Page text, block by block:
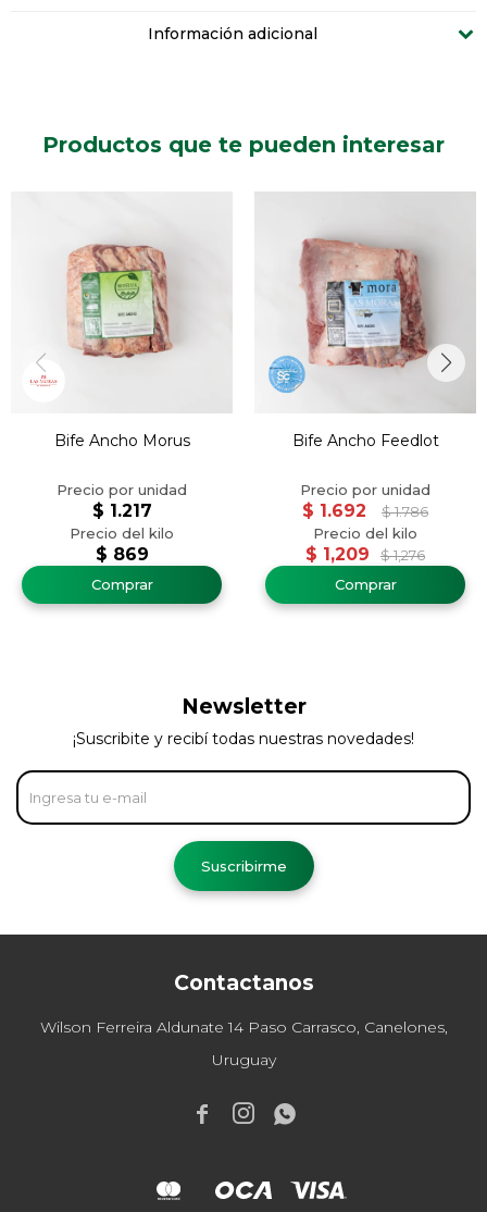
Información adicional
Productos que te pueden interesar
Bife Ancho Morus
$ 869
$ 1.217
Bife Ancho Feedlot
$ 1,209 $ 1,276
$ 1.692 $ 1.786
Contactanos
Wilson Ferreira Aldunate 14 Paso Carrasco, Canelones,
Uruguay
  
Newsletter
¡Suscribite y recibí todas nuestras novedades!
Suscribirme